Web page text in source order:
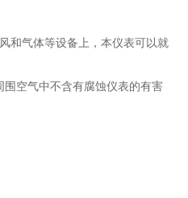
和气体等设备上，本仪表可以就
空气中不含有腐蚀仪表的有害